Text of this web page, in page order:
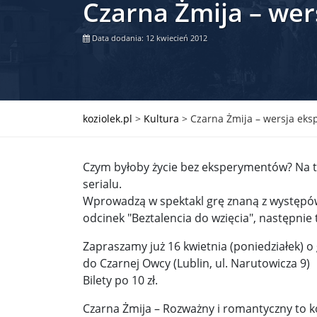
Władimir Putin po ultimatum Donalda Trumpa:
Były prezydent Korei Płd. nie dał się
Pierwszy kraj UE zakazuje eksportu broni do
Okrągły stół na Białorusi? Przeciwnicy
Grażyna Torbicka: Kocham kino, ale kocham też
Estera Flieger: Nie znoszę dyskusji o sensie
Michał Szułdrzyński: Z popiołów aż do chmur.
Czarna Żmija –
Data dodania: 12 kwiecień 2012
koziolek.pl > Kultura > Czarna Żmija – wersja
Czym byłoby życie bez eksperymentów?
serialu.
Wprowadzą w spektakl grę znaną z
odcinek "Beztalencia do wzięcia",
Zapraszamy już 16 kwietnia (poniedziałek) o
do Czarnej Owcy (Lublin, ul. Narutowicza 9)
Bilety po 10 zł.
Czarna Żmija – Rozważny i romantyczny to